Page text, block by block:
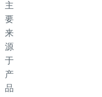
主
要
来
源
于
产
品